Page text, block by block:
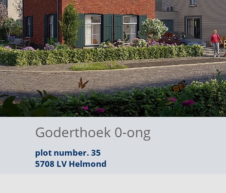
Goderthoek 0-ong
plot number. 35
5708 LV Helmond